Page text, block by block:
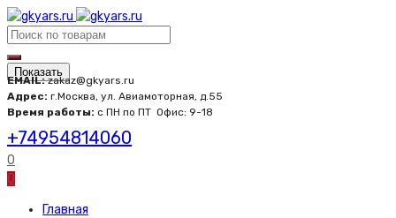
Показать
EMAIL:zakaz@gkyars.ru
Адрес: г.Москва, ул. Авиамоторная, д.55
Время работы: с ПН по ПТ Офис: 9-18
+74954814060
0
0
Главная